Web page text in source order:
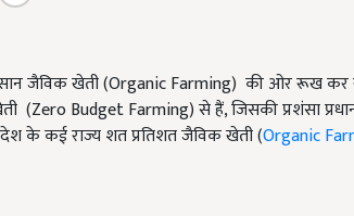
जैविक खेती (Organic Farming) की ओर रूख कर
(Zero Budget Farming) से हैं, जिसकी प्रशंसा
देश के कई राज्य शत प्रतिशत जैविक खेती (Organic